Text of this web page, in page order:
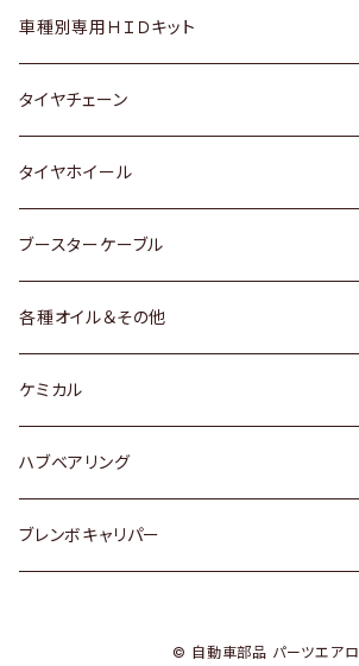
マツダ
三菱
スバル
レクサス
ダイハツ
マツダ
三菱
スバル
日産
いすゞ
ダイハツ
マツダ
三菱
スバル
スズキ
日産
ダイハツ
スバル
ホンダ
スズキ
日産
ダイハツ
マツダ
ホンダ
スズキ
日産
ダイハツ
マツダ
スバル
車種別専用ＨＩＤキット
トヨタ
マツダ
タイヤチェーン
タイヤホイール
トヨタ
ホンダ
スズキ
日産
ダイハツ
ブースターケーブル
各種オイル＆その他
ディーデル洗浄添加剤
ケミカル
ハブベアリング
トヨタ
ブレンボキャリパー
© 自動車部品 パーツエアロ